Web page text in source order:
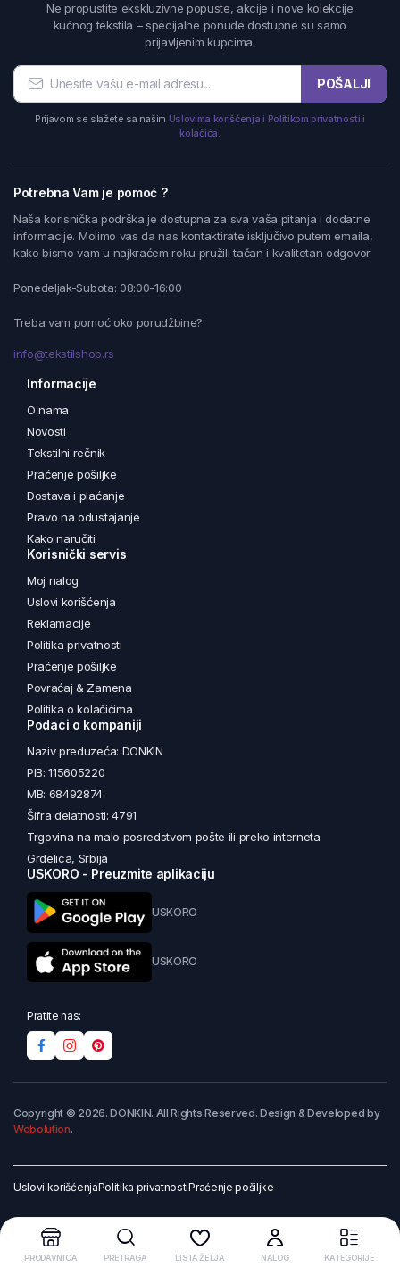
Ne propustite ekskluzivne popuste, akcije i nove kolekcije
kućnog tekstila – specijalne ponude dostupne su samo
prijavljenim kupcima.
POŠALJI
Prijavom se slažete sa našim Uslovima korišćenja i Politikom privatnosti i
kolačića.
Potrebna Vam je pomoć ?
Naša korisnička podrška je dostupna za sva vaša pitanja i dodatne
informacije. Molimo vas da nas kontaktirate isključivo putem emaila,
kako bismo vam u najkraćem roku pružili tačan i kvalitetan odgovor.
Ponedeljak-Subota: 08:00-16:00
Treba vam pomoć oko porudžbine?
info@tekstilshop.rs
Informacije
O nama
Novosti
Tekstilni rečnik
Praćenje pošiljke
Dostava i plaćanje
Pravo na odustajanje
Kako naručiti
Korisnički servis
Moj nalog
Uslovi korišćenja
Reklamacije
Politika privatnosti
Praćenje pošiljke
Povraćaj & Zamena
Politika o kolačićima
Podaci o kompaniji
Naziv preduzeća: DONKIN
PIB: 115605220
MB: 68492874
Šifra delatnosti: 4791
Trgovina na malo posredstvom pošte ili preko interneta
Grdelica, Srbija
USKORO - Preuzmite aplikaciju
USKORO
USKORO
Pratite nas:
Copyright © 2026. DONKIN. All Rights Reserved. Design & Developed by
Webolution.
Uslovi korišćenjaPolitika privatnostiPraćenje pošiljke
PRODAVNICA PRETRAGA LISTA ŽELJA NALOG KATEGORIJE